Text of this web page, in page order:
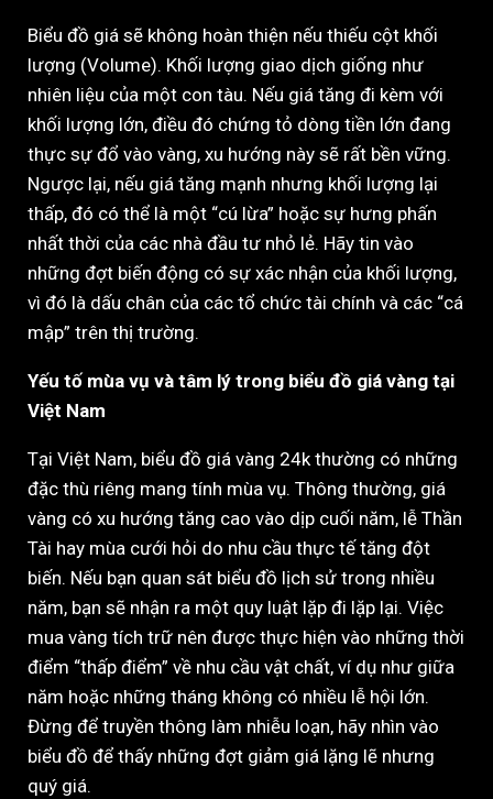
Biểu đồ giá sẽ không hoàn thiện nếu thiếu cột khối
lượng (Volume). Khối lượng giao dịch giống như
nhiên liệu của một con tàu. Nếu giá tăng đi kèm với
khối lượng lớn, điều đó chứng tỏ dòng tiền lớn đang
thực sự đổ vào vàng, xu hướng này sẽ rất bền vững.
Ngược lại, nếu giá tăng mạnh nhưng khối lượng lại
thấp, đó có thể là một “cú lừa” hoặc sự hưng phấn
nhất thời của các nhà đầu tư nhỏ lẻ. Hãy tin vào
những đợt biến động có sự xác nhận của khối lượng,
vì đó là dấu chân của các tổ chức tài chính và các “cá
mập” trên thị trường.
Yếu tố mùa vụ và tâm lý trong biểu đồ giá vàng tại
Việt Nam
Tại Việt Nam, biểu đồ giá vàng 24k thường có những
đặc thù riêng mang tính mùa vụ. Thông thường, giá
vàng có xu hướng tăng cao vào dịp cuối năm, lễ Thần
Tài hay mùa cưới hỏi do nhu cầu thực tế tăng đột
biến. Nếu bạn quan sát biểu đồ lịch sử trong nhiều
năm, bạn sẽ nhận ra một quy luật lặp đi lặp lại. Việc
mua vàng tích trữ nên được thực hiện vào những thời
điểm “thấp điểm” về nhu cầu vật chất, ví dụ như giữa
năm hoặc những tháng không có nhiều lễ hội lớn.
Đừng để truyền thông làm nhiễu loạn, hãy nhìn vào
biểu đồ để thấy những đợt giảm giá lặng lẽ nhưng
quý giá.